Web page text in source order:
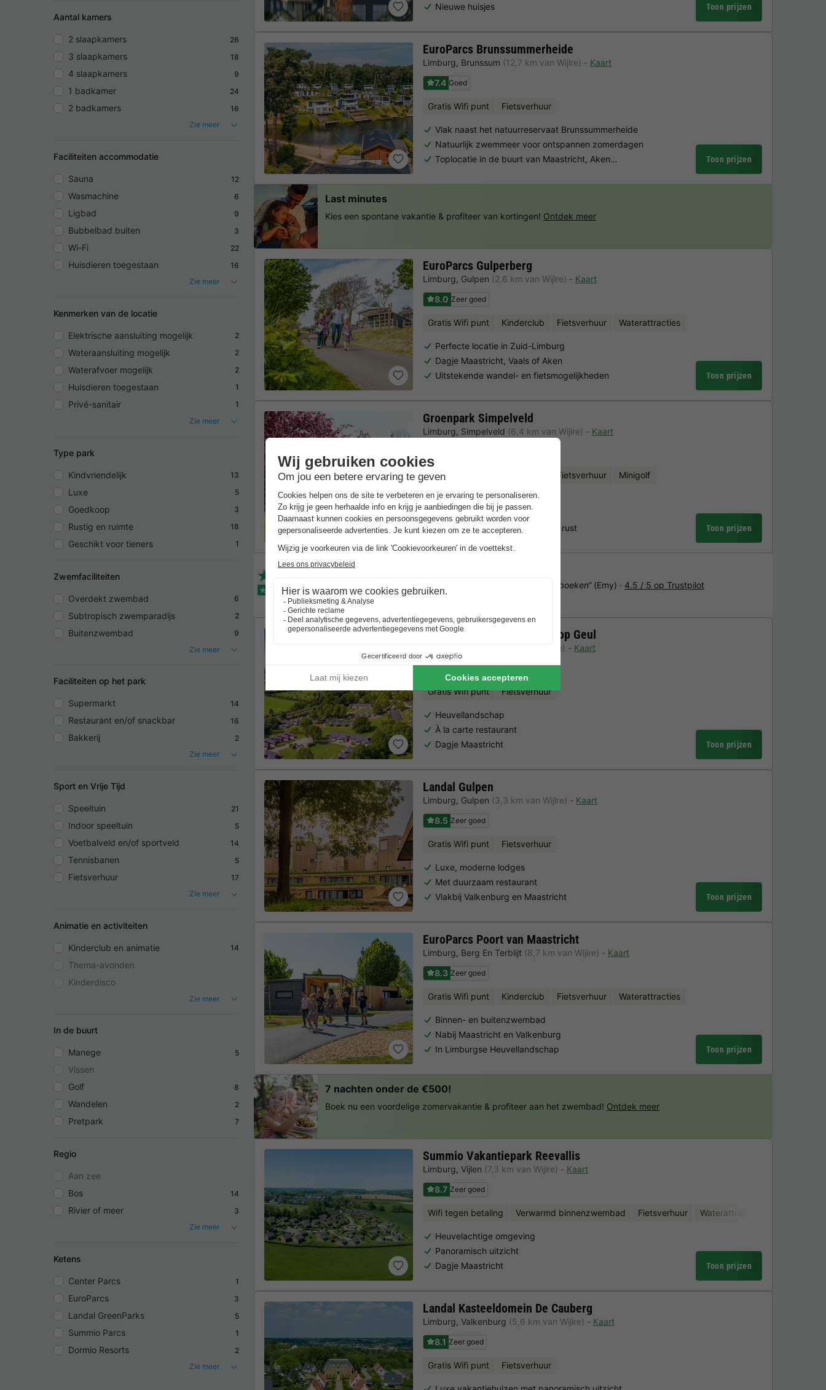
Aantal kamers
2 slaapkamers 26
3 slaapkamers 18
4 slaapkamers 9
1 badkamer 24
2 badkamers
16
Zie meer
Faciliteiten accommodatie
Sauna 12
Wasmachine 6
Ligbad 9
Bubbelbad buiten 3
Wi-Fi 22
Huisdieren toegestaan
16
Zie meer
Kenmerken van de locatie
Elektrische aansluiting mogelijk 2
Wateraansluiting mogelijk 2
Waterafvoer mogelijk 2
Huisdieren toegestaan 1
Privé-sanitair
1
Zie meer
Type park
Kindvriendelijk 13
Luxe 5
Goedkoop 3
Rustig en ruimte 18
Geschikt voor tieners 1
Zwemfaciliteiten
Overdekt zwembad 6
Subtropisch zwemparadijs 2
Buitenzwembad
9
Zie meer
Faciliteiten op het park
Supermarkt 14
Restaurant en/of snackbar 16
Bakkerij
2
Zie meer
Sport en Vrije Tijd
Speeltuin 21
Indoor speeltuin 5
Voetbalveld en/of sportveld 14
Tennisbanen 5
Fietsverhuur
17
Zie meer
Animatie en activiteiten
Kinderclub en animatie 14
Thema-avonden
Kinderdisco
Zie meer
In de buurt
Manege 5
Vissen
Golf
8
Wandelen 2
Pretpark 7
Regio
Aan zee
Bos
14
Rivier of meer
3
Zie meer
Ketens
Center Parcs 1
EuroParcs 3
Landal GreenParks 5
Summio Parcs 1
Dormio Resorts
2
Zie meer
Nieuwe huisjes
Toon prijzen
EuroParcs Brunssummerheide
Limburg, Brunssum (12,7 km van Wijlre)
Kaart
7.4 Goed
Gratis Wifi punt Fietsverhuur
Vlak naast het natuurreservaat Brunssummerheide
Natuurlijk zwemmeer voor ontspannen zomerdagen
Toplocatie in de buurt van Maastricht, Aken…
Toon prijzen
EuroParcs Gulperberg
Limburg, Gulpen (2,6 km van Wijlre)
Kaart
8.0 Zeer goed
Gratis Wifi punt Kinderclub Fietsverhuur Waterattracties
Perfecte locatie in Zuid-Limburg
Dagje Maastricht, Vaals of Aken
Uitstekende wandel- en fietsmogelijkheden
Toon prijzen
Groenpark Simpelveld
Limburg, Simpelveld (6,4 km van Wijlre)
Kaart
Gratis Wifi punt Fietsverhuur Minigolf
Dagje Maastricht
18-holes midgetgolfbaan
Omringd door groen, ruimte en rust
Toon prijzen
Landal Vakantiepark Schin op Geul
(3,4 km van Wijlre)
Kaart
7.7 Goed
Gratis Wifi punt Fietsverhuur
Heuvellandschap
À la carte restaurant
Dagje Maastricht
Toon prijzen
Landal Gulpen
Limburg, Gulpen (3,3 km van Wijlre)
Kaart
8.5 Zeer goed
Gratis Wifi punt Fietsverhuur
Luxe, moderne lodges
Met duurzaam restaurant
Vlakbij Valkenburg en Maastricht
Toon prijzen
EuroParcs Poort van Maastricht
Limburg, Berg En Terblijt (8,7 km van Wijlre)
Kaart
8.3 Zeer goed
Gratis Wifi punt Kinderclub Fietsverhuur Waterattracties
Binnen- en buitenzwembad
Nabij Maastricht en Valkenburg
In Limburgse Heuvellandschap
Toon prijzen
Summio Vakantiepark Reevallis
Limburg, Vijlen (7,3 km van Wijlre)
Kaart
8.7 Zeer goed
Wifi tegen betaling Verwarmd binnenzwembad Fietsverhuur Waterattracties
Heuvelachtige omgeving
Panoramisch uitzicht
Dagje Maastricht
Toon prijzen
Landal Kasteeldomein De Cauberg
Limburg, Valkenburg (5,6 km van Wijlre)
Kaart
8.1 Zeer goed
Gratis Wifi punt Fietsverhuur
Last minutes
Kies een spontane vakantie & profiteer van kortingen! Ontdek meer
Trustpilot beoordelingen
Al 10.064+ reizigers gingen je voor! — „Al vakantie bij het boeken“(Emy) · 4.5 / 5 op Trustpilot
7 nachten onder de €500!
Boek nu een voordelige zomervakantie & profiteer aan het zwembad! Ontdek meer